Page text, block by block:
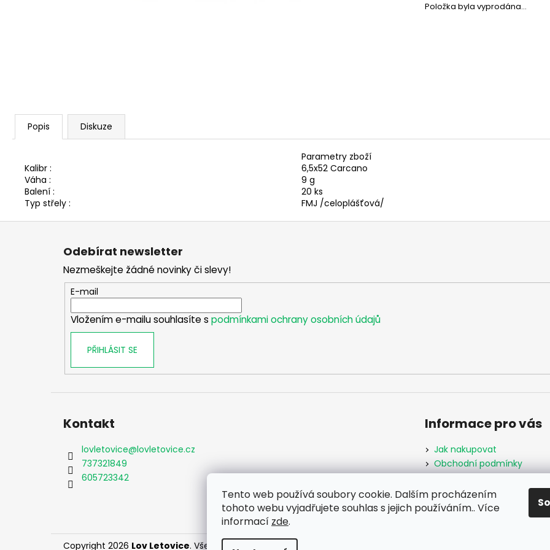
Tento web používá soubory cookie. Dalším procházením
tohoto webu vyjadřujete souhlas s jejich používáním.. Více
informací zde.
Položka byla vyprodána…
Popis Diskuze
Parametry zboží
Kalibr :
6,5x52 Carcano
Váha :
9 g
Balení :
20 ks
Typ střely :
FMJ /celoplášťová/
LOVECKÁ BUNDA UNIVERS LINZ U-TEX
SVETR SLABÝ DO
Z
Odebírat newsletter
Nezmeškejte žádné novinky či slevy!
E-mail
Vložením e-mailu souhlasíte s podmínkami ochrany osobních údajů
PŘIHLÁSIT SE
Kontakt
lovletovice@lovletovice.cz
737321849
605723342
Informace pro vás
Jak nakupovat
Obchodní podmínky
Formulář odstoupení od
Moje objednávka
Copyright 2026 Lov Letovice. Všechna práva vyhrazena.